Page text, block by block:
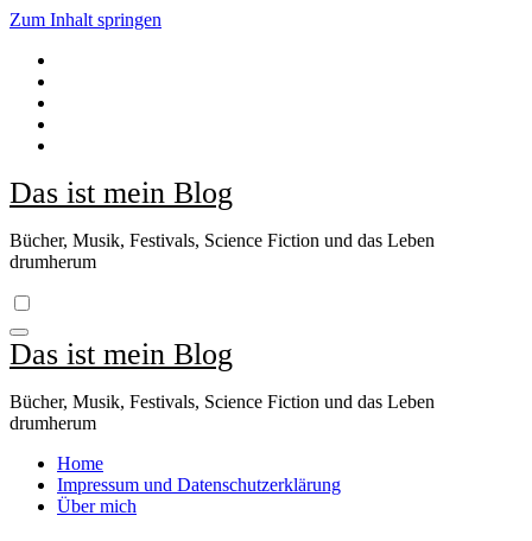
Zum Inhalt springen
Das ist mein Blog
Bücher, Musik, Festivals, Science Fiction und das Leben
drumherum
Das ist mein Blog
Bücher, Musik, Festivals, Science Fiction und das Leben
drumherum
Home
Impressum und Datenschutzerklärung
Über mich